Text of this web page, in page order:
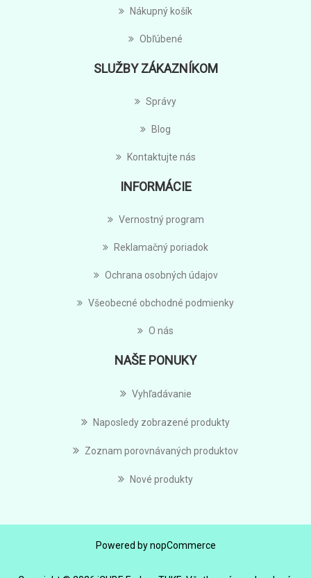
Nákupný košík
Obľúbené
SLUŽBY ZÁKAZNÍKOM
Správy
Blog
Kontaktujte nás
INFORMÁCIE
Vernostný program
Reklamačný poriadok
Ochrana osobných údajov
Všeobecné obchodné podmienky
O nás
NAŠE PONUKY
Vyhľadávanie
Naposledy zobrazené produkty
Zoznam porovnávaných produktov
Nové produkty
Powered bynopCommerce